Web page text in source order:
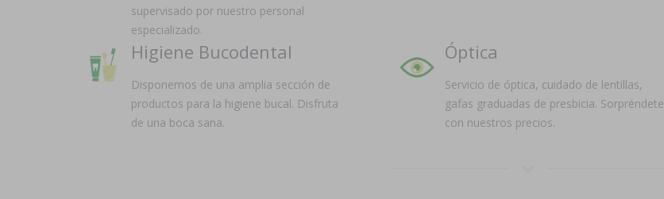
supervisado por nuestro personal
especializado.
Higiene Bucodental
Disponemos de una amplia sección de
productos para la higiene bucal. Disfruta
de una boca sana.
Óptica
Servicio de óptica, cuidado de lentillas,
gafas graduadas de presbicia. Sorpréndete
con nuestros precios.